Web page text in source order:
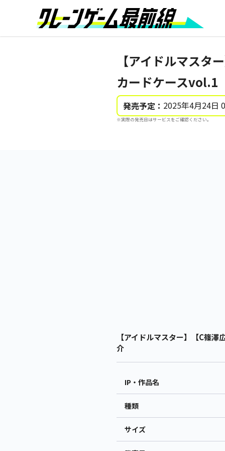
【アイドルマスタ
カードケースvol.1
発売予定： 2025年4月24日
※実際の発売日はサービスをご確認ください。
【アイドルマスター】【C篠
介
IP・作品名
種類
サイズ